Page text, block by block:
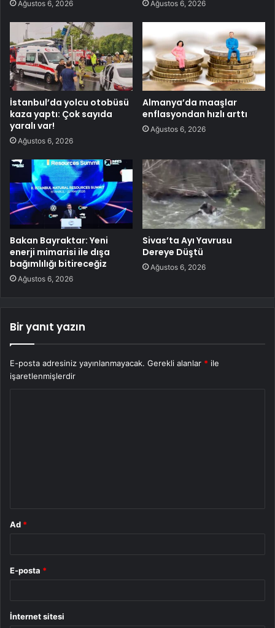
Ağustos 6, 2026 Ağustos 6, 2026
İstanbul’da yolcu otobüsü
kaza yaptı: Çok sayıda
yaralı var!
Ağustos 6, 2026
Almanya’da maaşlar
enflasyondan hızlı arttı
Ağustos 6, 2026
Bakan Bayraktar: Yeni
enerji mimarisi ile dışa
bağımlılığı bitireceğiz
Ağustos 6, 2026
Sivas’ta Ayı Yavrusu
Dereye Düştü
Ağustos 6, 2026
Bir yanıt yazın
E-posta adresiniz yayınlanmayacak. Gerekli alanlar * ile
işaretlenmişlerdir
Ad *
E-posta *
İnternet sitesi